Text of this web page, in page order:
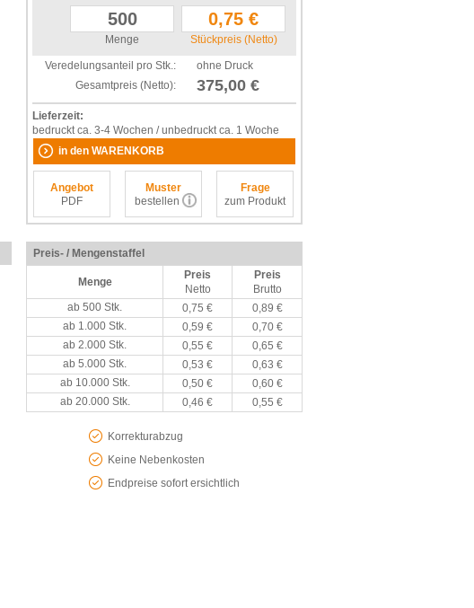
Menge Stückpreis (Netto)
Veredelungsanteil pro Stk.:
ohne Druck
Gesamtpreis (Netto):
375,00 €
Lieferzeit:
bedruckt ca. 3-4 Wochen / unbedruckt ca. 1 Woche
in den WARENKORB
Angebot
PDF
Muster
bestellen
Frage
zum Produkt
Preis- / Mengenstaffel
Menge
Preis
Netto
Preis
Brutto
ab 500 Stk.
0,75 €
0,89 €
ab 1.000 Stk.
0,59 €
0,70 €
ab 2.000 Stk.
0,55 €
0,65 €
ab 5.000 Stk.
0,53 €
0,63 €
ab 10.000 Stk.
0,50 €
0,60 €
ab 20.000 Stk.
0,46 € 0,55 €
Korrekturabzug
Keine Nebenkosten
Endpreise sofort ersichtlich